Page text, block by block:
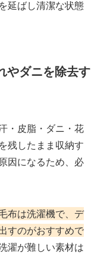
延ばし清潔な状態
やダニを除去す
・皮脂・ダニ・花
残したまま収納す
因になるため、必
布は洗濯機で、デ
すのがおすすめで
濯が難しい素材は